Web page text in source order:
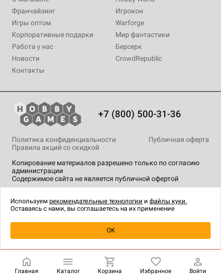
Уведомить о наличии
Франчайзинг
Игры оптом
Корпоративные подарки
Работа у нас
Новости
Контакты
Игрокон
Warforge
Мир фантастики
Берсерк
CrowdRepublic
+7 (800) 500-31-36
Копирование материалов разрешено только по согласию
администрации
Содержимое сайта не является публичной офертой
Политика конфиденциальности
Публичная оферта
Правила акций со скидкой
технологии.
Главная Каталог Корзина Избранное Войти
Используем рекомендательные технологии и файлы куки.
Оставаясь с нами, вы соглашаетесь на их применение
OK